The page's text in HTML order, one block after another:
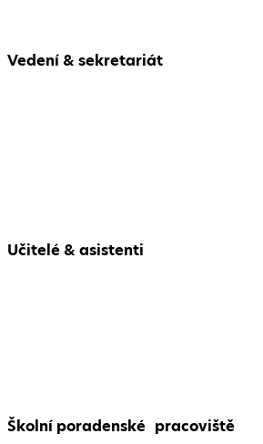
Vedení & sekretariát
Učitelé & asistenti
Školní poradenské pracoviště